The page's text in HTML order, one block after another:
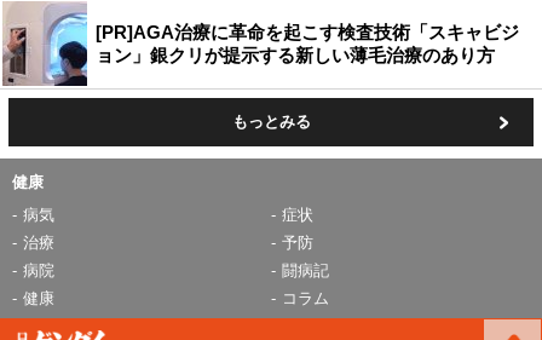
[PR]AGA治療に革命を起こす検査技術「スキャビジ
ョン」銀クリが提示する新しい薄毛治療のあり方
もっとみる
健康
病気
症状
治療
予防
病院
闘病記
健康
コラム